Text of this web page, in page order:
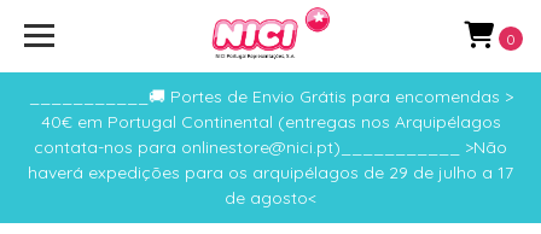
___________🚚 Portes de Envio Grátis para encomendas >
40€ em Portugal Continental (entregas nos Arquipélagos
contata-nos para onlinestore@nici.pt)___________ >Não
haverá expedições para os arquipélagos de 29 de julho a 17
de agosto<
0